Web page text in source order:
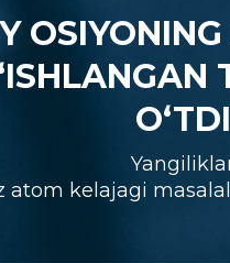
O‘TDI
kelajagi